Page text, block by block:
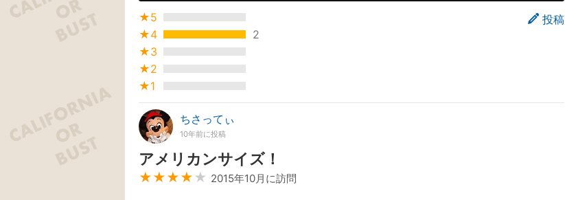
投稿
★5
★4
2
★3
★2
★1
ちさってぃ
10年前に投稿
アメリカンサイズ！
★★★★ ★ 2015年10月に訪問